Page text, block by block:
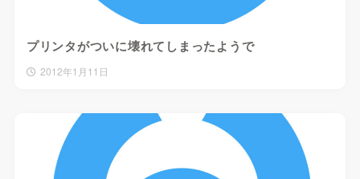
プリンタがついに壊れてしまったようで
2012年1月11日